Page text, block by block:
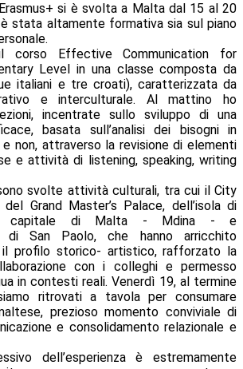
si è svolta a Malta dal 15 al 20
stata altamente formativa sia sul piano
corso Effective Communication for
Level in una classe composta da
italiani e tre croati), caratterizzata da
e interculturale. Al mattino ho
incentrate sullo sviluppo di una
basata sull’analisi dei bisogni in
non, attraverso la revisione di elementi
e attività di listening, speaking, writing
svolte attività culturali, tra cui il City
Grand Master’s Palace, dell’isola di
capitale di Malta - Mdina - e
di San Paolo, che hanno arricchito
il profilo storico- artistico, rafforzato la
con i colleghi e permesso
in contesti reali. Venerdì 19, al termine
ritrovati a tavola per consumare
prezioso momento conviviale di
e consolidamento relazionale e
dell’esperienza è estremamente